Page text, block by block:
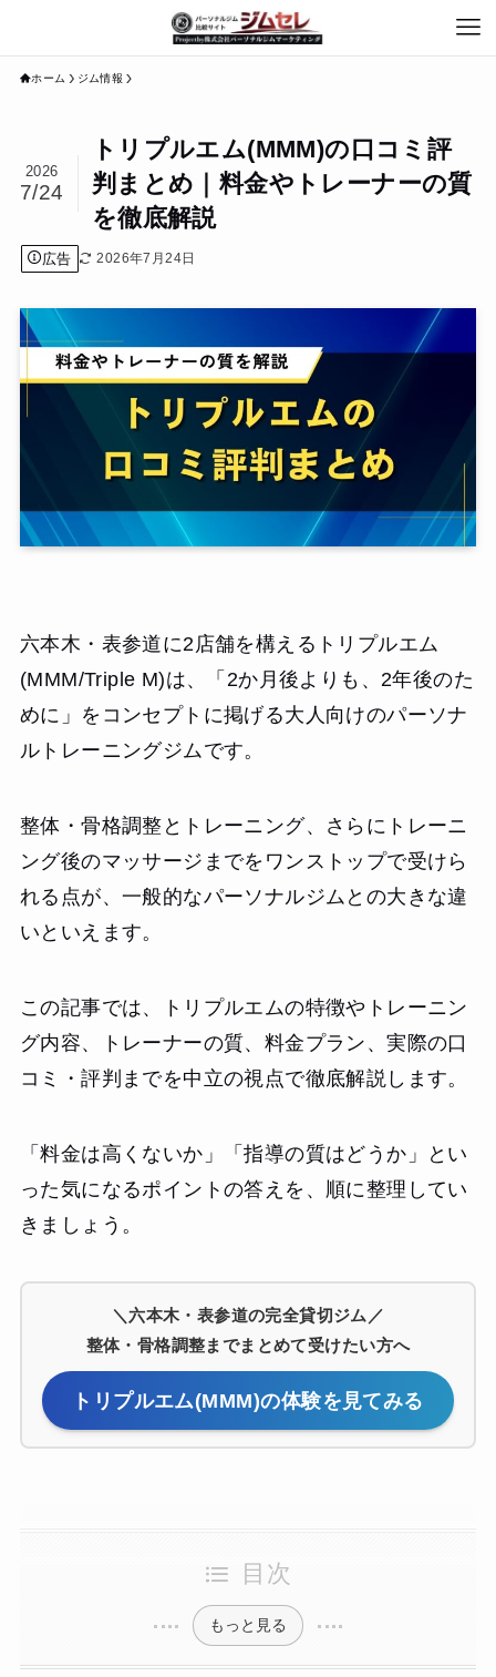
ホーム ジム情報
トリプルエム(MMM)の口コミ評
判まとめ｜料金やトレーナーの質
を徹底解説
2026
7/24
広告 2026年7月24日
六本木・表参道に2店舗を構えるトリプルエム
(MMM/Triple M)は、「2か月後よりも、2年後のた
めに」をコンセプトに掲げる大人向けのパーソナ
ルトレーニングジムです。
整体・骨格調整とトレーニング、さらにトレーニ
ング後のマッサージまでをワンストップで受けら
れる点が、一般的なパーソナルジムとの大きな違
いといえます。
この記事では、トリプルエムの特徴やトレーニン
グ内容、トレーナーの質、料金プラン、実際の口
コミ・評判までを中立の視点で徹底解説します。
「料金は高くないか」「指導の質はどうか」とい
った気になるポイントの答えを、順に整理してい
きましょう。
＼六本木・表参道の完全貸切ジム／
整体・骨格調整までまとめて受けたい方へ
トリプルエム(MMM)の体験を見てみる
目次
もっと見る